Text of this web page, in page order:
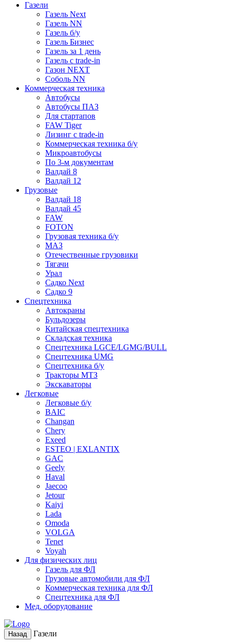
Газели
Газель Next
Газель NN
Газель б/у
Газель Бизнес
Газель за 1 день
Газель с trade-in
Газон NEXT
Соболь NN
Коммерческая техника
Автобусы
Автобусы ПАЗ
Для стартапов
FAW Tiger
Лизинг с trade-in
Коммерческая техника б/у
Микроавтобусы
По 3-м документам
Валдай 8
Валдай 12
Грузовые
Валдай 18
Валдай 45
FAW
FOTON
Грузовая техника б/у
МАЗ
Отечественные грузовики
Тягачи
Урал
Садко Next
Садко 9
Спецтехника
Автокраны
Бульдозеры
Китайская спецтехника
Складская техника
Спецтехника LGCE/LGMG/BULL
Спецтехника UMG
Спецтехника б/у
Тракторы МТЗ
Экскаваторы
Легковые
Легковые б/у
BAIC
Changan
Chery
Exeed
ESTEO | EXLANTIX
GAC
Geely
Haval
Jaecoo
Jetour
Kaiyi
Lada
Omoda
VOLGA
Tenet
Voyah
Для физических лиц
Газель для ФЛ
Грузовые автомобили для ФЛ
Коммерческая техника для ФЛ
Спецтехника для ФЛ
Мед. оборудование
Назад Газели